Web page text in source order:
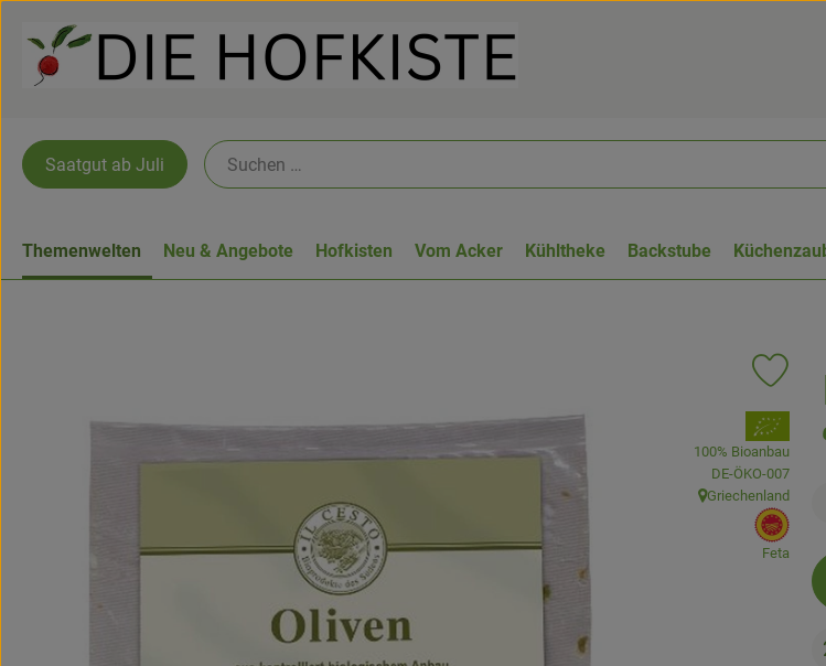
Saatgut ab Juli
Themenwelten Neu & Angebote Hofkisten Vom Acker Kühltheke Backstube
, Verband:
100% Bioanbau
, Kontrollstelle:
DE-ÖKO-007
, Herkunft:
Griechenland
, EU
Feta